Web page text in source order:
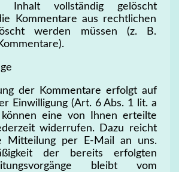
Inhalt vollständig gelöscht
Kommentare aus rechtlichen
werden müssen (z. B.
der Kommentare erfolgt auf
Einwilligung (Art. 6 Abs. 1 lit. a
können eine von Ihnen erteilte
widerrufen. Dazu reicht
Mitteilung per E-Mail an uns.
der bereits erfolgten
bleibt vom